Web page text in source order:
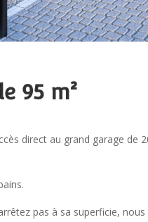
95 m²
direct au grand garage de
pas à sa superficie,